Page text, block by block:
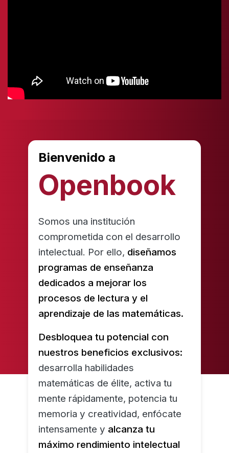
Bienvenido a
Openbook
Somos una institución
comprometida con el desarrollo
intelectual. Por ello, diseñamos
programas de enseñanza
dedicados a mejorar los
procesos de lectura y el
aprendizaje de las matemáticas.
Desbloquea tu potencial con
nuestros beneficios exclusivos:
desarrolla habilidades
matemáticas de élite, activa tu
mente rápidamente, potencia tu
memoria y creatividad, enfócate
intensamente y alcanza tu
máximo rendimiento intelectual